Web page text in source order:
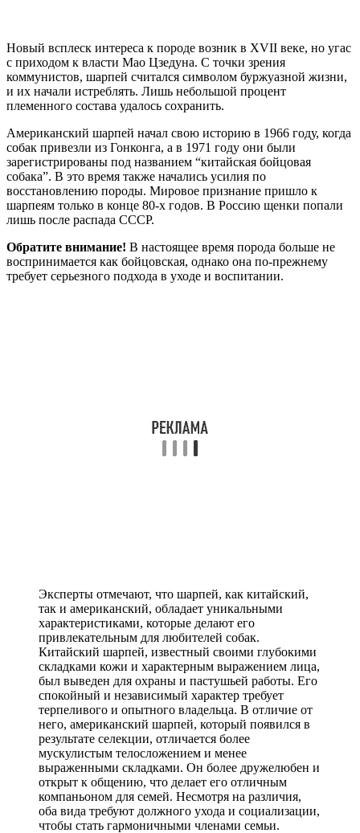
Новый всплеск интереса к породе возник в XVII веке, но угас
с приходом к власти Мао Цзедуна. С точки зрения
коммунистов, шарпей считался символом буржуазной жизни,
и их начали истреблять. Лишь небольшой процент
племенного состава удалось сохранить.
Американский шарпей начал свою историю в 1966 году, когда
собак привезли из Гонконга, а в 1971 году они были
зарегистрированы под названием “китайская бойцовая
собака”. В это время также начались усилия по
восстановлению породы. Мировое признание пришло к
шарпеям только в конце 80-х годов. В Россию щенки попали
лишь после распада СССР.
Обратите внимание! В настоящее время порода больше не
воспринимается как бойцовская, однако она по-прежнему
требует серьезного подхода в уходе и воспитании.
Эксперты отмечают, что шарпей, как китайский,
так и американский, обладает уникальными
характеристиками, которые делают его
привлекательным для любителей собак.
Китайский шарпей, известный своими глубокими
складками кожи и характерным выражением лица,
был выведен для охраны и пастушьей работы. Его
спокойный и независимый характер требует
терпеливого и опытного владельца. В отличие от
него, американский шарпей, который появился в
результате селекции, отличается более
мускулистым телосложением и менее
выраженными складками. Он более дружелюбен и
открыт к общению, что делает его отличным
компаньоном для семей. Несмотря на различия,
оба вида требуют должного ухода и социализации,
чтобы стать гармоничными членами семьи.